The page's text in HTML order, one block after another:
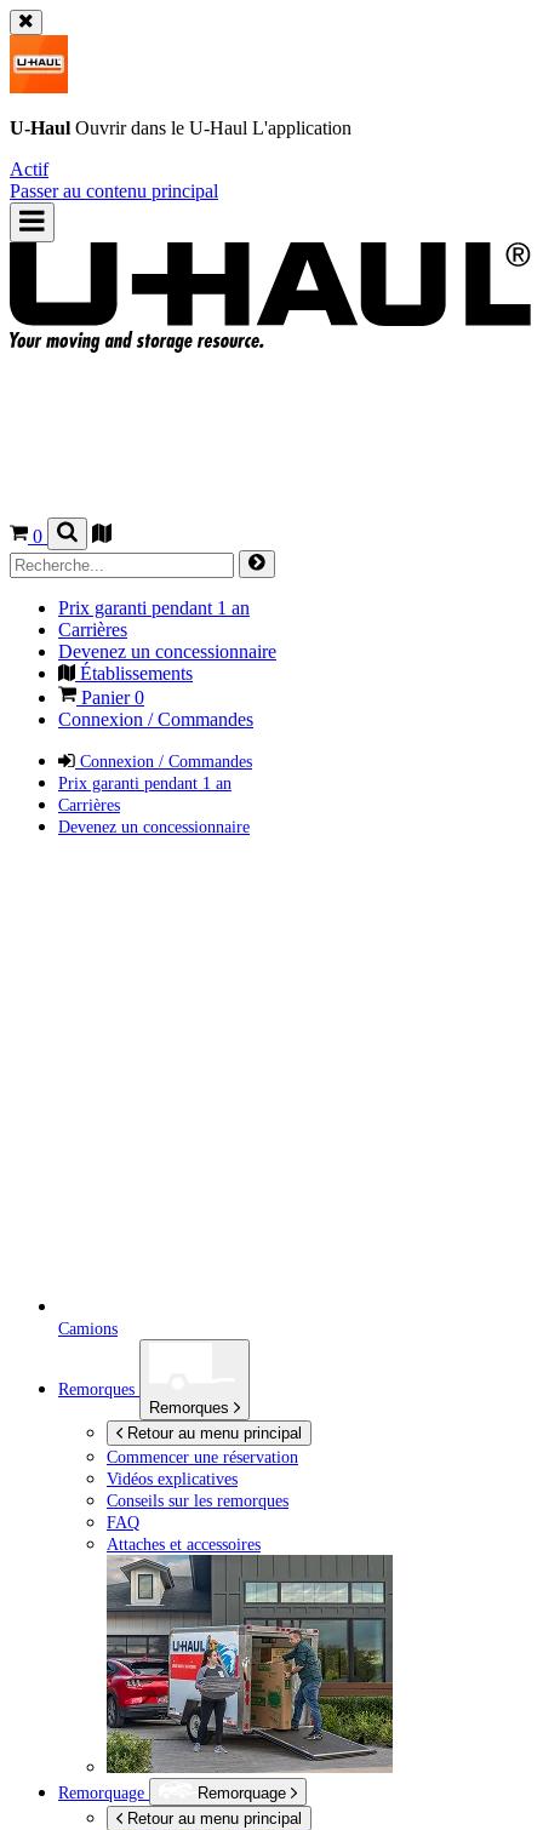
U-Haul Ouvrir dans le U-Haul L'application
Actif
Passer au contenu principal
0
Prix garanti pendant 1 an
Carrières
Devenez un concessionnaire
Établissements
Panier0
Connexion / Commandes
Connexion / Commandes
Prix garanti pendant 1 an
Carrières
Devenez un concessionnaire
Camions
Remorques
Remorques
Retour au menu principal
Commencer une réservation
Vidéos explicatives
Conseils sur les remorques
FAQ
Attaches et accessoires
Remorquage
Remorquage
Retour au menu principal